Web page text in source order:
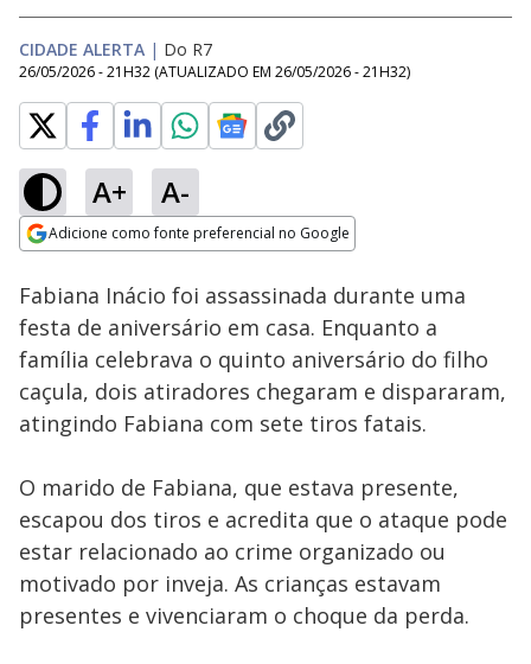
CIDADE ALERTA | Do R7
26/05/2026 - 21H32 (ATUALIZADO EM 26/05/2026 - 21H32)
A+ A-
Adicione como fonte preferencial no Google
Ativar
Loaded:
9.95%
Fabiana Inácio foi assassinada durante uma
festa de aniversário em casa. Enquanto a
família celebrava o quinto aniversário do filho
caçula, dois atiradores chegaram e dispararam,
atingindo Fabiana com sete tiros fatais.
O marido de Fabiana, que estava presente,
escapou dos tiros e acredita que o ataque pode
estar relacionado ao crime organizado ou
motivado por inveja. As crianças estavam
presentes e vivenciaram o choque da perda.